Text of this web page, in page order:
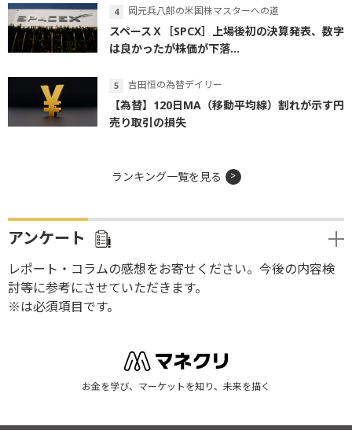
岡元兵八郎の米国株マスターへの道
スペースＸ［SPCX］上場後初の決算発表、数字
は良かったが株価が下落...
吉田恒の為替デイリー
【為替】120日MA（移動平均線）割れが示す円
売り取引の損失
ランキング一覧を見る
アンケート
レポート・コラムの感想をお寄せください。今後の内容検
討等に参考にさせていただきます。
※は必須項目です。
お金を学び、マーケットを知り、未来を描く